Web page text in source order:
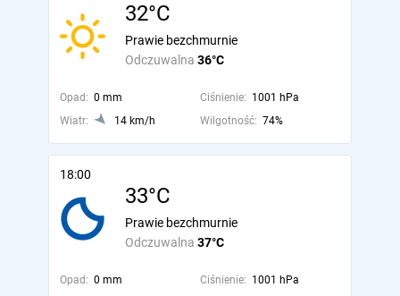
32°C
Odczuwalna 36°C
Prawie bezchmurnie
Opad: 0 mm Ciśnienie: 1001 hPa
Wiatr:
14 km/h Wilgotność: 74%
18:00
33°C
Odczuwalna 37°C
Prawie bezchmurnie
Opad: 0 mm Ciśnienie: 1001 hPa